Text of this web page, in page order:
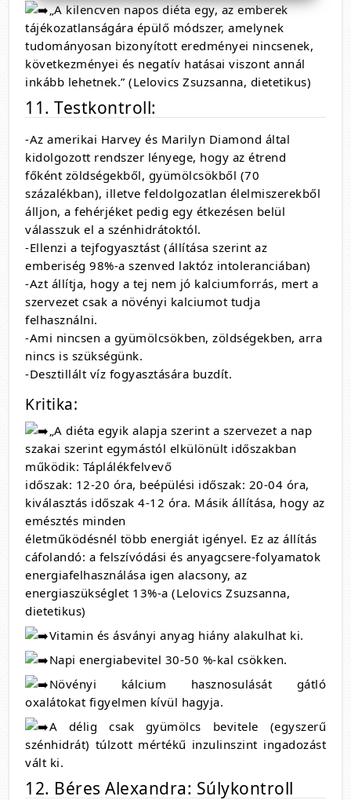
„A kilencven napos diéta egy, az emberek
tájékozatlanságára épülő módszer, amelynek
tudományosan bizonyított eredményei nincsenek,
következményei és negatív hatásai viszont annál
inkább lehetnek.” (Lelovics Zsuzsanna, dietetikus)
11. Testkontroll:
-Az amerikai Harvey és Marilyn Diamond által
kidolgozott rendszer lényege, hogy az étrend
főként zöldségekből, gyümölcsökből (70
százalékban), illetve feldolgozatlan élelmiszerekből
álljon, a fehérjéket pedig egy étkezésen belül
válasszuk el a szénhidrátoktól.
-Ellenzi a tejfogyasztást (állítása szerint az
emberiség 98%-a szenved laktóz intoleranciában)
-Azt állítja, hogy a tej nem jó kalciumforrás, mert a
szervezet csak a növényi kalciumot tudja
felhasználni.
-Ami nincsen a gyümölcsökben, zöldségekben, arra
nincs is szükségünk.
-Desztillált víz fogyasztására buzdít.
Kritika:
„A diéta egyik alapja szerint a szervezet a nap
szakai szerint egymástól elkülönült időszakban
működik: Táplálékfelvevő
időszak: 12-20 óra, beépülési időszak: 20-04 óra,
kiválasztás időszak 4-12 óra. Másik állítása, hogy az
emésztés minden
életműködésnél több energiát igényel. Ez az állítás
cáfolandó: a felszívódási és anyagcsere-folyamatok
energiafelhasználása igen alacsony, az
energiaszükséglet 13%-a (Lelovics Zsuzsanna,
dietetikus)
Vitamin és ásványi anyag hiány alakulhat ki.
Napi energiabevitel 30-50 %-kal csökken.
Növényi kálcium hasznosulását gátló
oxalátokat figyelmen kívül hagyja.
A délig csak gyümölcs bevitele (egyszerű
szénhidrát) túlzott mértékű inzulinszint ingadozást
vált ki.
12. Béres Alexandra: Súlykontroll